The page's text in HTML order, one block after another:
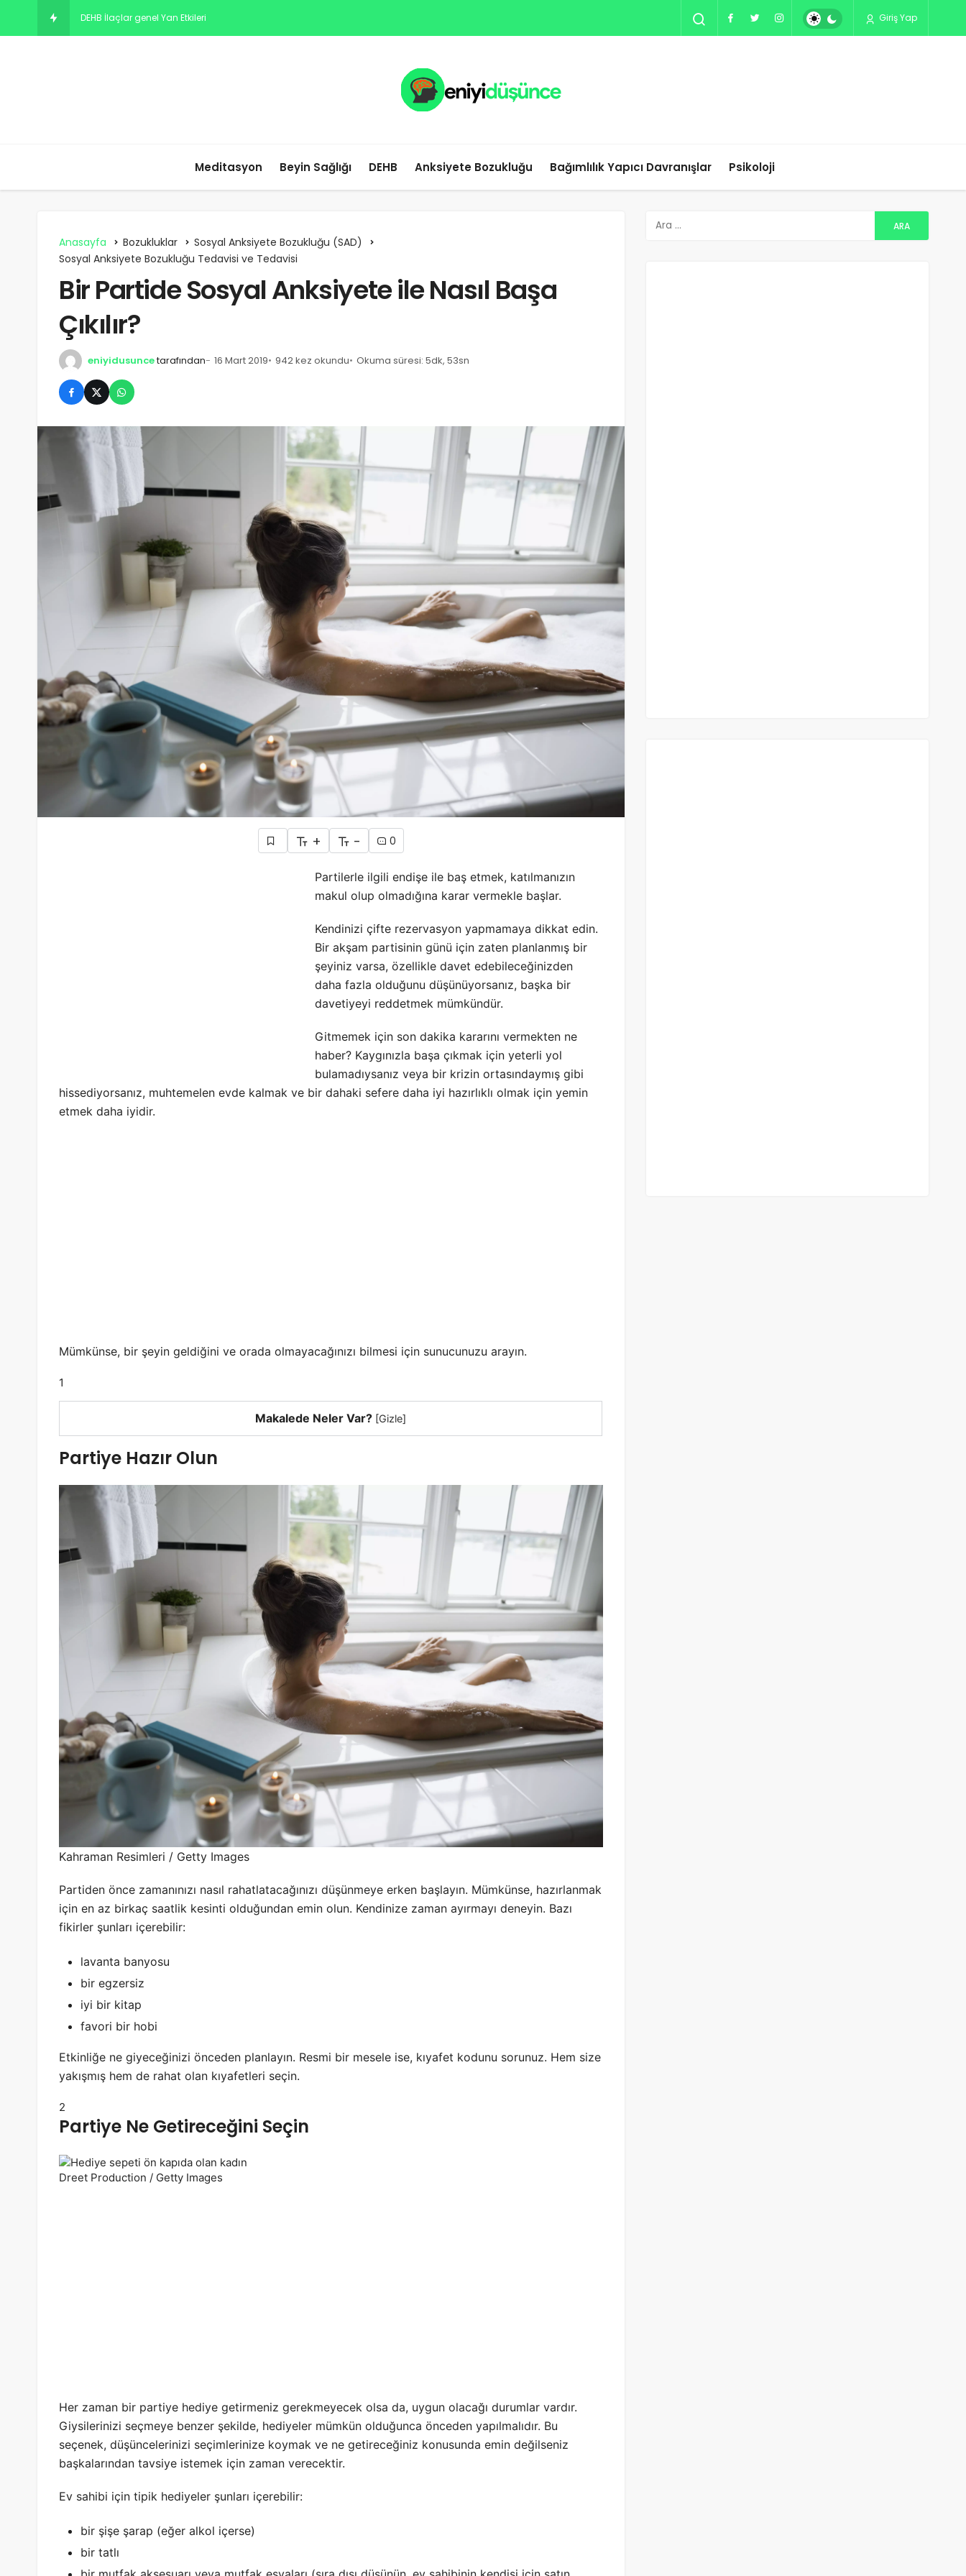
DEHB İlaçlar genel Yan Etkileri Giriş Yap
Meditasyon Beyin Sağlığı DEHB Anksiyete Bozukluğu Bağımlılık Yapıcı Davranışlar Psikoloji
Anasayfa Bozukluklar
Sosyal Anksiyete Bozukluğu (SAD)
Sosyal Anksiyete Bozukluğu Tedavisi ve Tedavisi
Bir Partide Sosyal Anksiyete ile Nasıl Başa
Çıkılır?
eniyidusuncetarafından 16 Mart 2019 942 kez okundu Okuma süresi: 5dk, 53sn
+ - 0
Partilerle ilgili endişe ile baş etmek, katılmanızın
makul olup olmadığına karar vermekle başlar.
Kendinizi çifte rezervasyon yapmamaya dikkat edin.
Bir akşam partisinin günü için zaten planlanmış bir
şeyiniz varsa, özellikle davet edebileceğinizden
daha fazla olduğunu düşünüyorsanız, başka bir
davetiyeyi reddetmek mümkündür.
Gitmemek için son dakika kararını vermekten ne
haber? Kaygınızla başa çıkmak için yeterli yol
bulamadıysanız veya bir krizin ortasındaymış gibi
hissediyorsanız, muhtemelen evde kalmak ve bir dahaki sefere daha iyi hazırlıklı olmak için yemin
etmek daha iyidir.
Mümkünse, bir şeyin geldiğini ve orada olmayacağınızı bilmesi için sunucunuzu arayın.
1
Makalede Neler Var? [Gizle]
Partiye Hazır Olun
Kahraman Resimleri / Getty Images
Partiden önce zamanınızı nasıl rahatlatacağınızı düşünmeye erken başlayın. Mümkünse, hazırlanmak
için en az birkaç saatlik kesinti olduğundan emin olun. Kendinize zaman ayırmayı deneyin. Bazı
fikirler şunları içerebilir:
lavanta banyosu
bir egzersiz
iyi bir kitap
favori bir hobi
Etkinliğe ne giyeceğinizi önceden planlayın. Resmi bir mesele ise, kıyafet kodunu sorunuz. Hem size
yakışmış hem de rahat olan kıyafetleri seçin.
2
Partiye Ne Getireceğini Seçin
Dreet Production / Getty Images
Her zaman bir partiye hediye getirmeniz gerekmeyecek olsa da, uygun olacağı durumlar vardır.
Giysilerinizi seçmeye benzer şekilde, hediyeler mümkün olduğunca önceden yapılmalıdır. Bu
seçenek, düşüncelerinizi seçimlerinize koymak ve ne getireceğiniz konusunda emin değilseniz
başkalarından tavsiye istemek için zaman verecektir.
Ev sahibi için tipik hediyeler şunları içerebilir:
bir şişe şarap (eğer alkol içerse)
bir tatlı